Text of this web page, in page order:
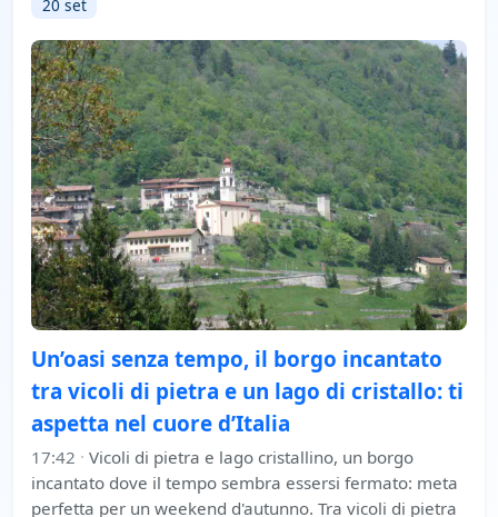
20 set
Un’oasi senza tempo, il borgo incantato
tra vicoli di pietra e un lago di cristallo: ti
aspetta nel cuore d’Italia
17:42 · Vicoli di pietra e lago cristallino, un borgo
incantato dove il tempo sembra essersi fermato: meta
perfetta per un weekend d'autunno. Tra vicoli di pietra